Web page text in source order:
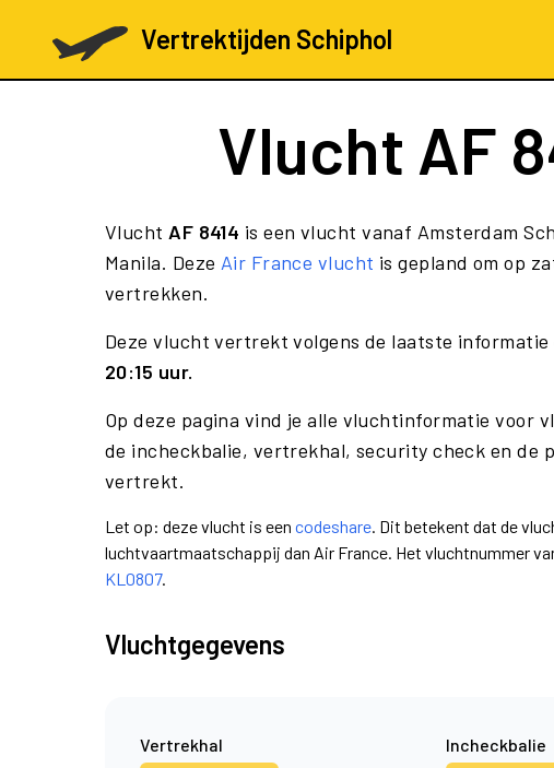
Vertrektijden Schiphol
Vlucht AF
Vlucht AF 8414 is een vlucht vanaf Amsterdam
Manila. Deze Air France vlucht is gepland om op
vertrekken.
Deze vlucht vertrekt volgens de laatste informatie
20:15 uur.
Op deze pagina vind je alle vluchtinformatie voor
de incheckbalie, vertrekhal, security check en de
vertrekt.
Let op: deze vlucht is een codeshare. Dit betekent dat de
luchtvaartmaatschappij dan Air France. Het vluchtnummer
KL0807.
Vluchtgegevens
Vertrekhal Incheckbalie